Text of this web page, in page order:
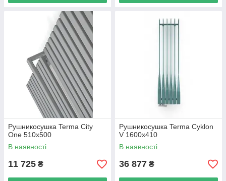
Рушникосушка Terma City
One 510х500
В наявності
11 725 ₴
Рушникосушка Terma Cyklon
V 1600х410
В наявності
36 877 ₴